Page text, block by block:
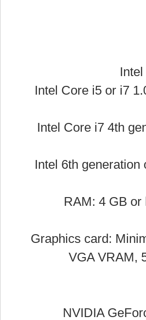
Intel Core i5 or i7
Intel Core i7 4th
Intel 6th
RAM: 4 GB
Graphics card:
VGA VRAM,
NVIDIA